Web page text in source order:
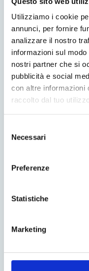
Utilizziamo i cookie
annunci, per fornire
analizzare il nostro
informazioni sul
nostri partner che si
pubblicità e social
con altre informazioni
raccolto dal tuo
delNecessari
Preferenze
Statistiche
Marketing
06.92916768 Ufficio
06.92927412
327.7613537
333.3183364
Ci trovi anche:
Menu